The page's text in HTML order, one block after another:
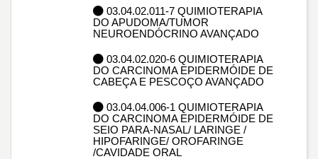
03.04.02.011-7 QUIMIOTERAPIA
DO APUDOMA/TUMOR
NEUROENDÓCRINO AVANÇADO
03.04.02.020-6 QUIMIOTERAPIA
DO CARCINOMA EPIDERMÓIDE DE
CABEÇA E PESCOÇO AVANÇADO
03.04.04.006-1 QUIMIOTERAPIA
DO CARCINOMA EPIDERMÓIDE DE
SEIO PARA-NASAL/ LARINGE /
HIPOFARINGE/ OROFARINGE
/CAVIDADE ORAL